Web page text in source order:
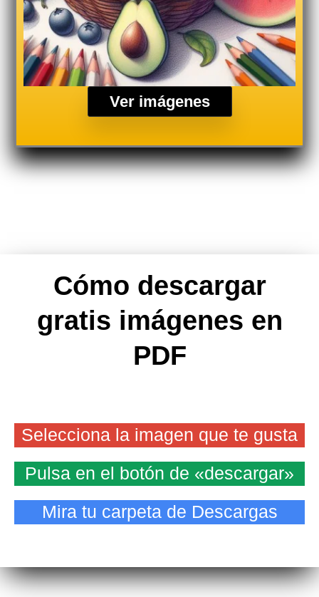
Ver imágenes
Cómo descargar
gratis imágenes en
PDF
Selecciona la imagen que te gusta
Pulsa en el botón de «descargar»
Mira tu carpeta de Descargas